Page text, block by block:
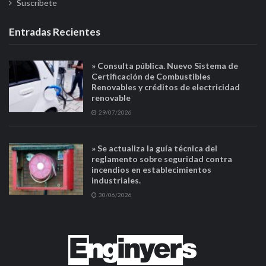
Suscríbete
Entradas Recientes
» Consulta pública. Nuevo Sistema de
Certificación de Combustibles
Renovables y créditos de electricidad
renovable
29/07/2026
» Se actualiza la guía técnica del
reglamento sobre seguridad contra
incendios en establecimientos
industriales.
30/06/2026